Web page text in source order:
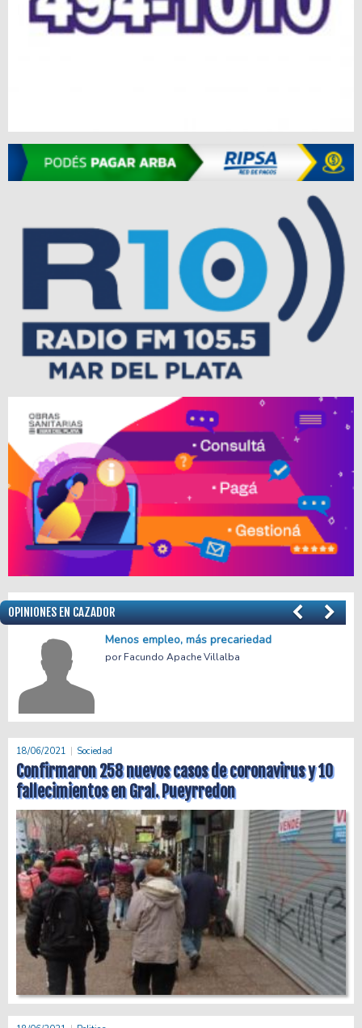
OPINIONES EN CAZADOR
Menos empleo, más precariedad
Facundo Apache Villalba
18/06/2021 Sociedad
Confirmaron 258 nuevos casos de coronavirus y 10
fallecimientos en Gral. Pueyrredon